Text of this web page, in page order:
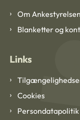
Om Ankestyrelsen
Blanketter og
Links
Cookies
Persondatapolitik